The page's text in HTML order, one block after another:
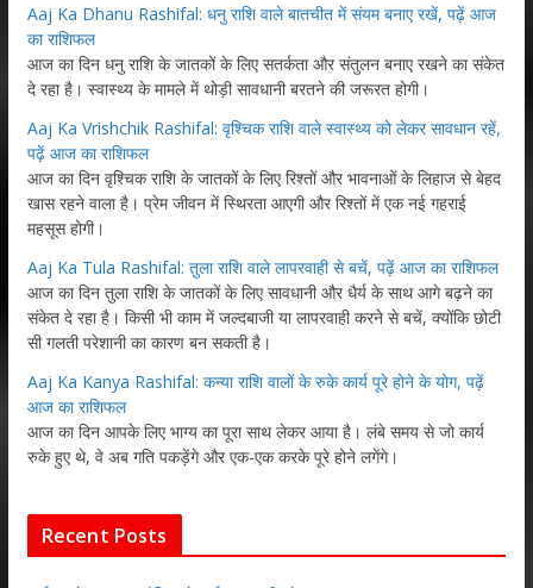
Aaj Ka Dhanu Rashifal: धनु राशि वाले बातचीत में संयम बनाए रखें, पढ़ें आज
का राशिफल
आज का दिन धनु राशि के जातकों के लिए सतर्कता और संतुलन बनाए रखने का संकेत
दे रहा है। स्वास्थ्य के मामले में थोड़ी सावधानी बरतने की जरूरत होगी।
Aaj Ka Vrishchik Rashifal: वृश्चिक राशि वाले स्वास्थ्य को लेकर सावधान रहें,
पढ़ें आज का राशिफल
आज का दिन वृश्चिक राशि के जातकों के लिए रिश्तों और भावनाओं के लिहाज से बेहद
खास रहने वाला है। प्रेम जीवन में स्थिरता आएगी और रिश्तों में एक नई गहराई
महसूस होगी।
Aaj Ka Tula Rashifal: तुला राशि वाले लापरवाही से बचें, पढ़ें आज का राशिफल
आज का दिन तुला राशि के जातकों के लिए सावधानी और धैर्य के साथ आगे बढ़ने का
संकेत दे रहा है। किसी भी काम में जल्दबाजी या लापरवाही करने से बचें, क्योंकि छोटी
सी गलती परेशानी का कारण बन सकती है।
Aaj Ka Kanya Rashifal: कन्या राशि वालों के रुके कार्य पूरे होने के योग, पढ़ें
आज का राशिफल
आज का दिन आपके लिए भाग्य का पूरा साथ लेकर आया है। लंबे समय से जो कार्य
रुके हुए थे, वे अब गति पकड़ेंगे और एक-एक करके पूरे होने लगेंगे।
Recent Posts